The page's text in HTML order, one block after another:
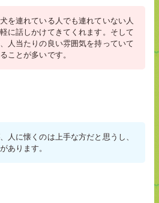
を連れている人でも連れていない人
に話しかけてきてくれます。そして
人当たりの良い雰囲気を持っていて
ことが多いです。
人に懐くのは上手な方だと思うし、
あります。